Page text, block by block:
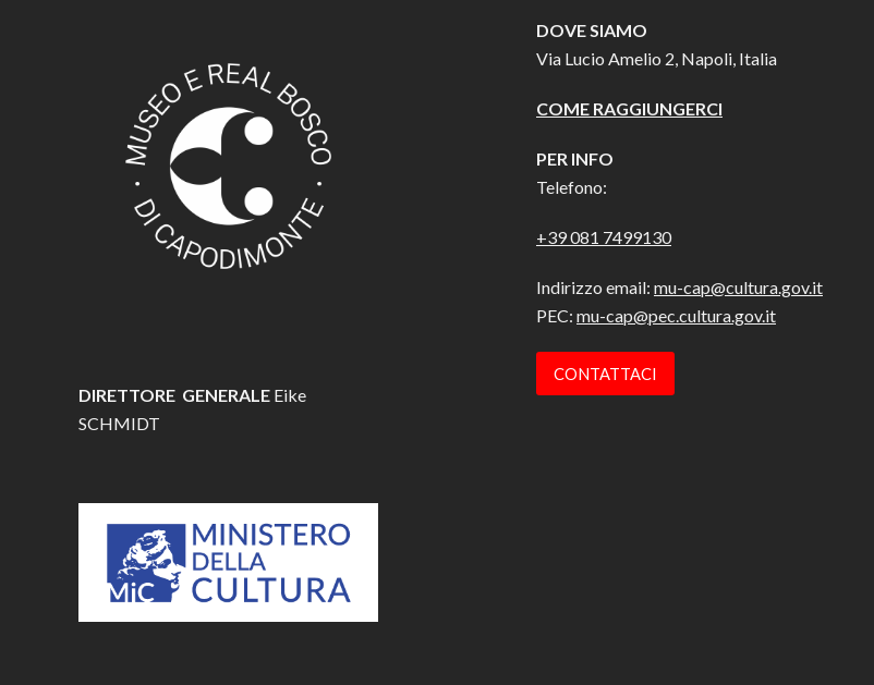
DIRETTORE GENERALE Eike
SCHMIDT
DOVE SIAMO
Via Lucio Amelio 2, Napoli, Italia
COME RAGGIUNGERCI
PER INFO
Telefono:
+39 081 7499130
Indirizzo email: mu-cap@cultura.gov.it
PEC: mu-cap@pec.cultura.gov.it
CONTATTACI